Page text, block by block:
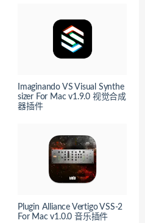
Imaginando VS Visual Synthe
sizer For Mac v1.9.0 视觉合成
器插件
Plugin Alliance Vertigo VSS-2
For Mac v1.0.0 音乐插件